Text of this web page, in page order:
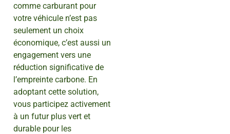
comme carburant pour
votre véhicule n’est pas
seulement un choix
économique, c’est aussi un
engagement vers une
réduction significative de
l’empreinte carbone. En
adoptant cette solution,
vous participez activement
à un futur plus vert et
durable pour les